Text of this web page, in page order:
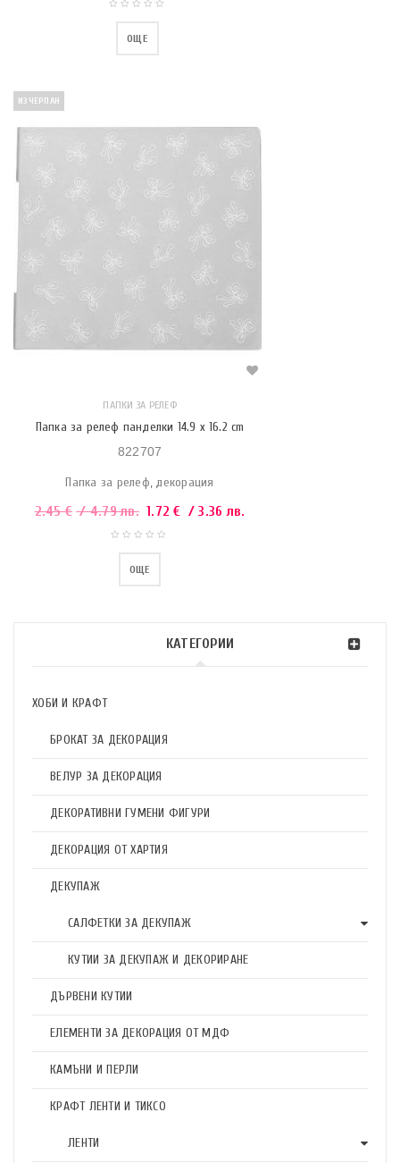
КАТЕГОРИИ
ХОБИ И КРАФТ
БРОКАТ ЗА ДЕКОРАЦИЯ
ВЕЛУР ЗА ДЕКОРАЦИЯ
ДЕКОРАТИВНИ ГУМЕНИ ФИГУРИ
ДЕКОРАЦИЯ ОТ ХАРТИЯ
ДЕКУПАЖ
САЛФЕТКИ ЗА ДЕКУПАЖ
КУТИИ ЗА ДЕКУПАЖ И ДЕКОРИРАНЕ
ДЪРВЕНИ КУТИИ
ЕЛЕМЕНТИ ЗА ДЕКОРАЦИЯ ОТ МДФ
КАМЪНИ И ПЕРЛИ
КРАФТ ЛЕНТИ И ТИКСО
ЛЕНТИ
ОЩЕ
ИЗЧЕРПАН
ПАПКИ ЗА РЕЛЕФ
Папка за релеф панделки 14.9 x 16.2 cm
822707
Папка за релеф, декорация
2.45€ / 4.79 лв. 1.72€ / 3.36 лв.
ОЩЕ